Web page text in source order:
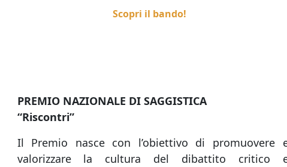
Scopri il bando!
PREMIO NAZIONALE DI SAGGISTICA
“Riscontri”
Il Premio nasce con l’obiettivo di promuovere
valorizzare la cultura del dibattito critico